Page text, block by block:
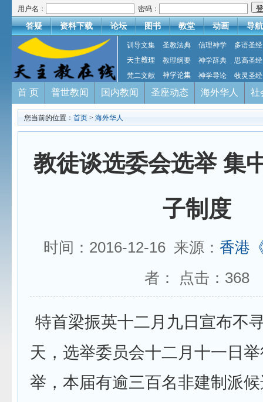
用户名： 密码：
答疑 资料下载 论坛 图书 教堂 动画 导航
训导文集 圣教法典 信理神学
多语圣经
天主教理
教理纲要 神学辞典
思高圣经
梵二文献
神学论集 神学导论 牧灵圣经
首 页 普世教闻 国内教闻 圣座动态 海外华人 社
您当前的位置： 首页 > 海外华人
教徒谈选委会选举 集
子制度
时间：2016-12-16 来源： 香港
者： 点击： 368
特首梁振英十二月九日宣布不
天，选举委员会十二月十一日
举，本届有逾三百名非建制派